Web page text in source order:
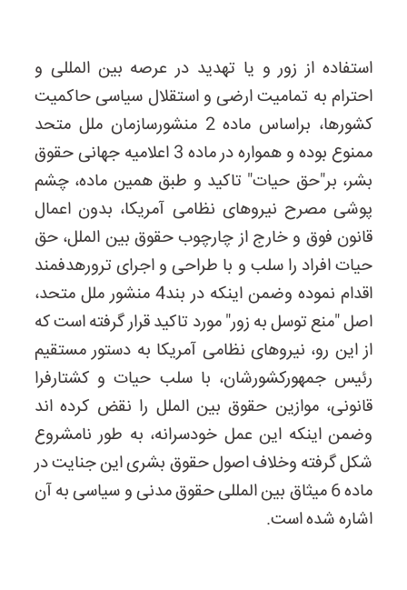
استفاده از زور و یا تهدید در عرصه بین المللی و
احترام به تمامیت ارضی و استقلال سیاسی حاکمیت
کشورها، براساس ماده 2 منشورسازمان ملل متحد
ممنوع بوده و همواره در ماده 3 اعلامیه جهانی حقوق
بشر، بر"حق حیات" تاکید و طبق همین ماده، چشم
پوشی مصرح نیروهای نظامی آمریکا، بدون اعمال
قانون فوق و خارج از چارچوب حقوق بین الملل، حق
حیات افراد را سلب و با طراحی و اجرای ترورهدفمند
اقدام نموده وضمن اینکه در بند4 منشور ملل متحد،
اصل "منع توسل به زور" مورد تاکید قرار گرفته است که
از این رو، نیروهای نظامی آمریکا به دستور مستقیم
رئیس جمهورکشورشان، با سلب حیات و کشتارفرا
قانونی، موازین حقوق بین الملل را نقض کرده اند
وضمن اینکه این عمل خودسرانه، به طور نامشروع
شکل گرفته وخلاف اصول حقوق بشری این جنایت در
ماده 6 میثاق بین المللی حقوق مدنی و سیاسی به آن
اشاره شده است.